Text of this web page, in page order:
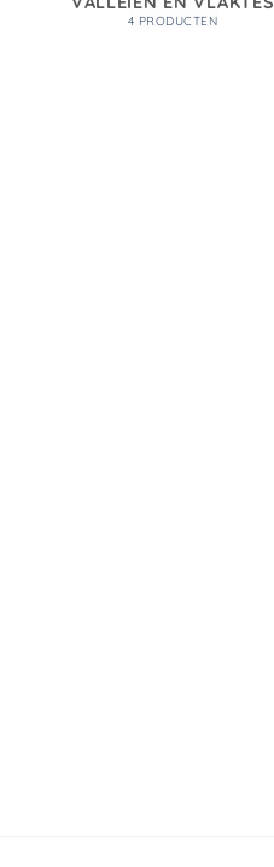
4 PRODUCTEN